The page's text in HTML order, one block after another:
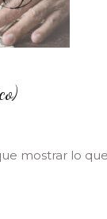
mostrar lo